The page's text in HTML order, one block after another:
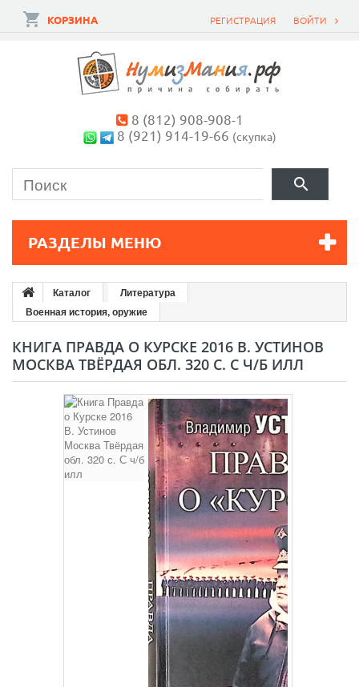
ВОЙТИ
РЕГИСТРАЦИЯ
КОРЗИНА
8 (812) 908-908-1
8 (921) 914-19-66 (скупка)
РАЗДЕЛЫ МЕНЮ
Каталог
Литература
Военная история, оружие
КНИГА ПРАВДА О КУРСКЕ 2016 В. УСТИНОВ
МОСКВА ТВЁРДАЯ ОБЛ. 320 С. С Ч/Б ИЛЛ